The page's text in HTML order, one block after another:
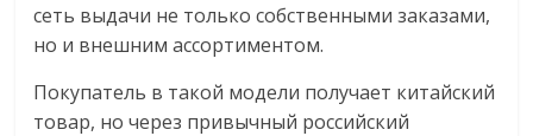
сеть выдачи не только собственными заказами,
но и внешним ассортиментом.
Покупатель в такой модели получает китайский
товар, но через привычный российский